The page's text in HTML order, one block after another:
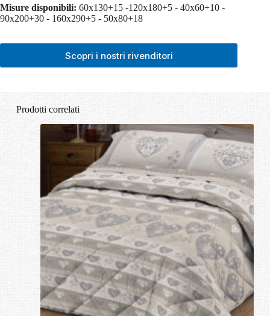
Misure disponibili: 60x130+15 -120x180+5 - 40x60+10 -
90x200+30 - 160x290+5 - 50x80+18
Scopri i nostri rivenditori
Prodotti correlati